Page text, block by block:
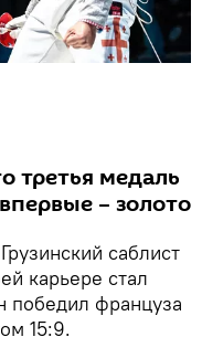
третья медаль
– золото
Грузинский саблист
карьере стал
победил француза
15:9.